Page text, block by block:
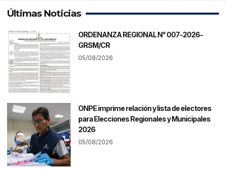
Últimas Noticias
ORDENANZA REGIONAL N° 007-2026-
GRSM/CR
05/08/2026
ONPE imprime relación y lista de electores
para Elecciones Regionales y Municipales
2026
05/08/2026